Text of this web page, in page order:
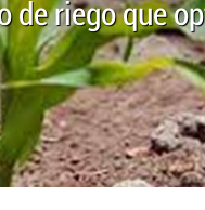
de riego que